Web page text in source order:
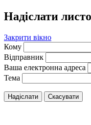
Надіслати
Закрити вікно
Кому
Відправник
Ваша електронна адреса
Тема
Надіслати Скасувати